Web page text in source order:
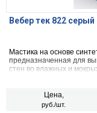
Вебер тек 822
Мастика на основе
предназначенная для
стен во влажных и
Цена,
руб./шт.